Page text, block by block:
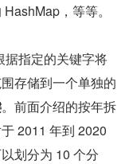
，等等。
指定的关键字将
存储到一个单独的
。前面介绍的按年拆
2011 年到 2020
划分为 10 个分